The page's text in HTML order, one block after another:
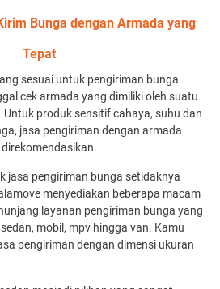
Bunga dengan Armada yang
Tepat
sesuai untuk pengiriman bunga
cek armada yang dimiliki oleh suatu
Untuk produk sensitif cahaya, suhu dan
jasa pengiriman dengan armada
jasa pengiriman bunga setidaknya
menyediakan beberapa macam
layanan pengiriman bunga yang
mobil, mpv hingga van. Kamu
pengiriman dengan dimensi ukuran